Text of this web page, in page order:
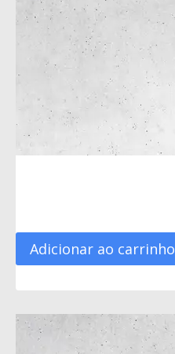
Adicionar ao carrinho